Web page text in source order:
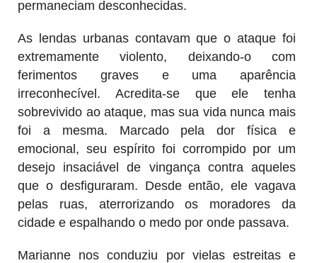
permaneciam desconhecidas.
As lendas urbanas contavam que o ataque foi
extremamente violento, deixando-o com
ferimentos graves e uma aparência
irreconhecível. Acredita-se que ele tenha
sobrevivido ao ataque, mas sua vida nunca mais
foi a mesma. Marcado pela dor física e
emocional, seu espírito foi corrompido por um
desejo insaciável de vingança contra aqueles
que o desfiguraram. Desde então, ele vagava
pelas ruas, aterrorizando os moradores da
cidade e espalhando o medo por onde passava.
Marianne nos conduziu por vielas estreitas e